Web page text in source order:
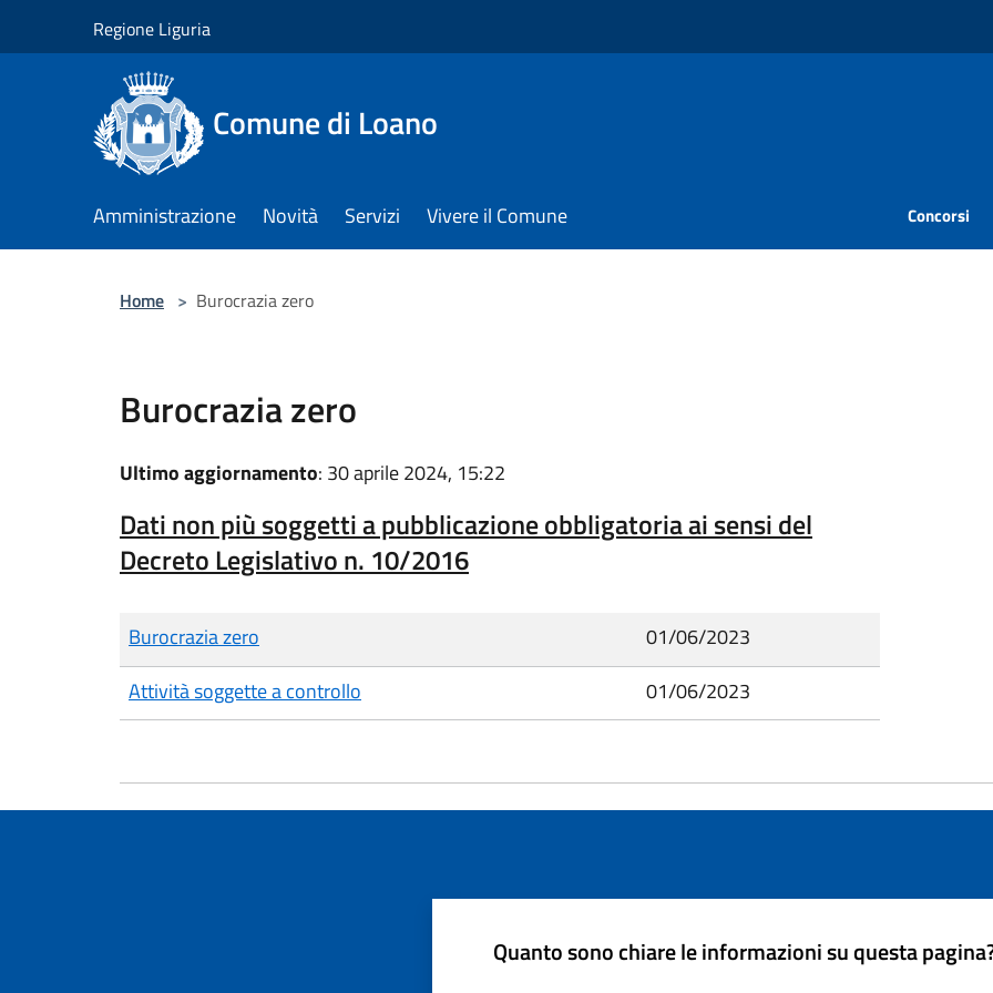
Regione Liguria
Comune di Loano
Amministrazione Novità Servizi Vivere il Comune Concorsi
Home > Burocrazia zero
Burocrazia zero
Ultimo aggiornamento: 30 aprile 2024, 15:22
Dati non più soggetti a pubblicazione obbligatoria ai sensi del
Decreto Legislativo n. 10/2016
Burocrazia zero
01/06/2023
Attività soggette a controllo
01/06/2023
Quanto sono chiare le informazioni su questa